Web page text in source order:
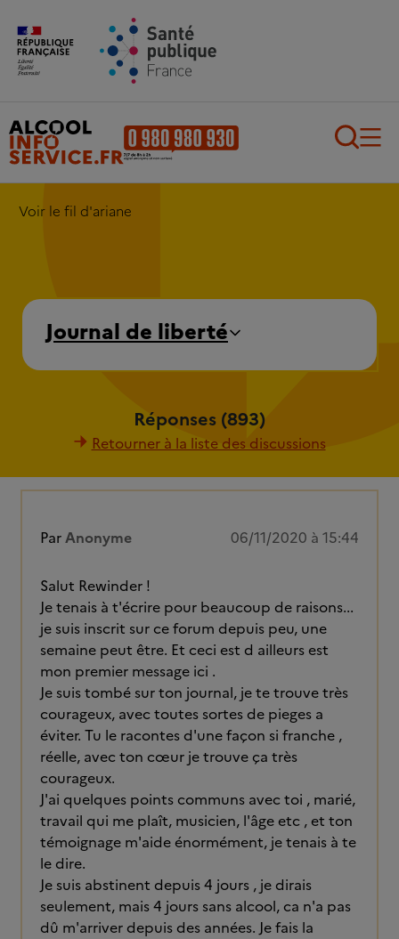
Aller au contenu principal
Voir le fil d'ariane
Journal de liberté
Réponses (893)
Retourner à la liste des discussions
ParAnonyme 06/11/2020 à 15:44
Salut Rewinder !
Je tenais à t'écrire pour beaucoup de raisons...
je suis inscrit sur ce forum depuis peu, une
semaine peut être. Et ceci est d ailleurs est
mon premier message ici .
Je suis tombé sur ton journal, je te trouve très
courageux, avec toutes sortes de pieges a
éviter. Tu le racontes d'une façon si franche ,
réelle, avec ton cœur je trouve ça très
courageux.
J'ai quelques points communs avec toi , marié,
travail qui me plaît, musicien, l'âge etc , et ton
témoignage m'aide énormément, je tenais à te
le dire.
Je suis abstinent depuis 4 jours , je dirais
seulement, mais 4 jours sans alcool, ca n'a pas
dû m'arriver depuis des années. Je fais la